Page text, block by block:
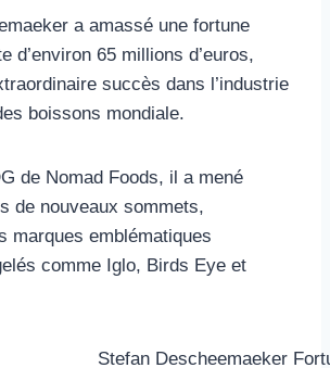
a amassé une fortune
d’environ 65 millions d’euros,
succès dans l’industrie
boissons mondiale.
de Nomad Foods, il a mené
de nouveaux sommets,
marques emblématiques
comme Iglo, Birds Eye et